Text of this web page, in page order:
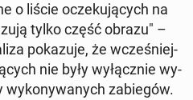
o liście ocze­ku­ją­cych na
tylko część obrazu" –
po­ka­zu­je, że wcze­śniej­
nie były wy­łącz­nie wy­
wy­ko­ny­wa­nych za­bie­gów.